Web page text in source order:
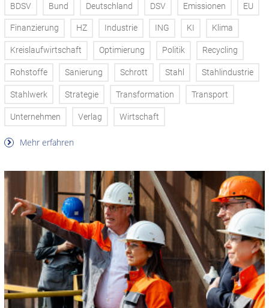
BDSV Bund Deutschland DSV Emissionen EU
Finanzierung HZ Industrie ING KI Klima
Kreislaufwirtschaft Optimierung Politik Recycling
Rohstoffe Sanierung Schrott Stahl Stahlindustrie
Stahlwerk Strategie Transformation Transport
Unternehmen Verlag Wirtschaft
Mehr erfahren